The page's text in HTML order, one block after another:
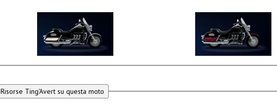
Risorse Ting'Avert su questa moto